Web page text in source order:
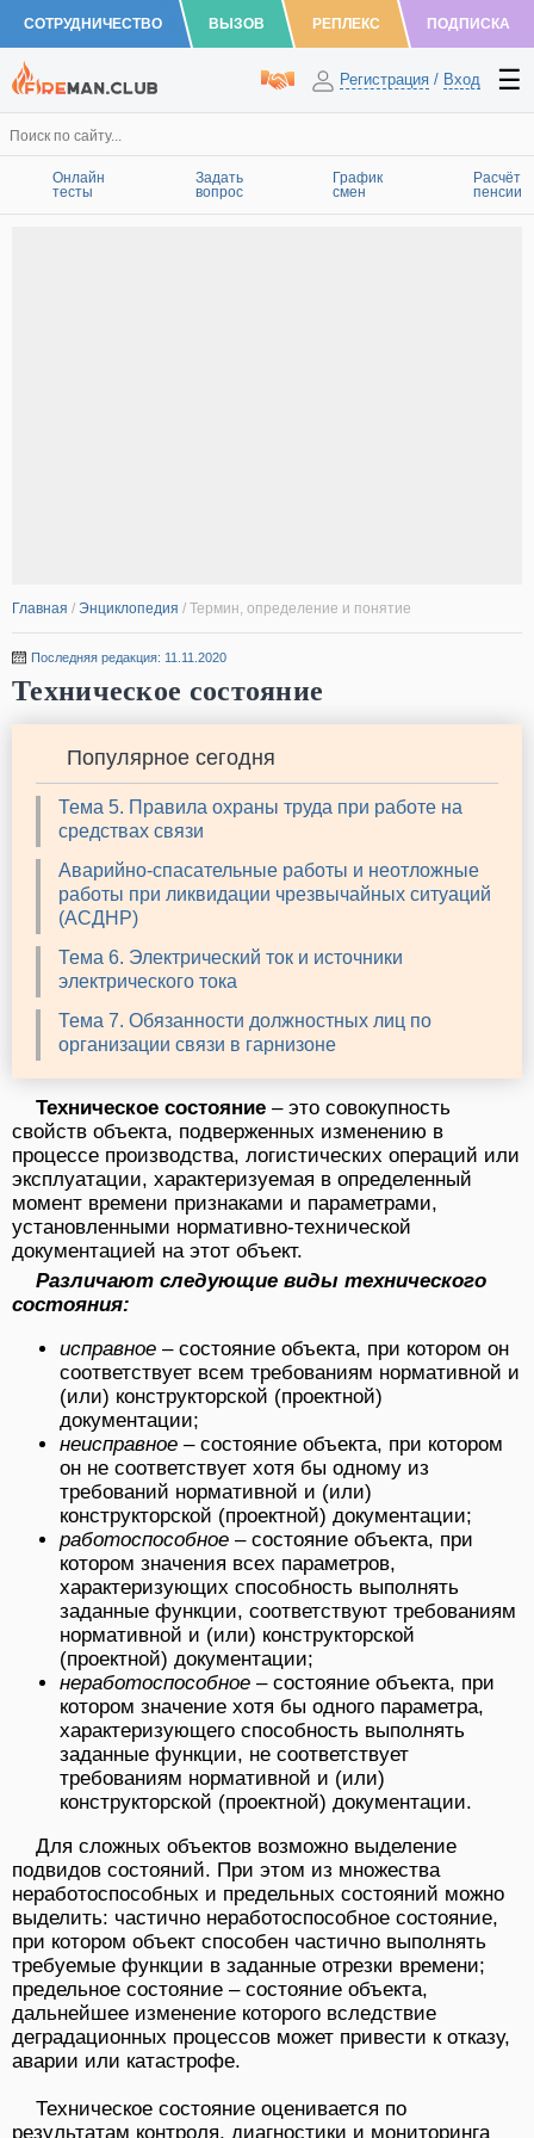
СОТРУДНИЧЕСТВО ВЫЗОВ РЕПЛЕКС ПОДПИСКА
Регистрация / Вход
Онлайн
тесты
Задать
вопрос
График
смен
Расчёт
пенсии
Главная / Энциклопедия / Термин, определение и понятие
Последняя редакция: 11.11.2020
Техническое состояние
Популярное сегодня
Тема 5. Правила охраны труда при работе на
средствах связи
Аварийно-спасательные работы и неотложные
работы при ликвидации чрезвычайных ситуаций
(АСДНР)
Тема 6. Электрический ток и источники
электрического тока
Тема 7. Обязанности должностных лиц по
организации связи в гарнизоне
Техническое состояние – это совокупность
свойств объекта, подверженных изменению в
процессе производства, логистических операций или
эксплуатации, характеризуемая в определенный
момент времени признаками и параметрами,
установленными нормативно-технической
документацией на этот объект.
Различают следующие виды технического
состояния:
исправное – состояние объекта, при котором он
соответствует всем требованиям нормативной и
(или) конструкторской (проектной)
документации;
неисправное – состояние объекта, при котором
он не соответствует хотя бы одному из
требований нормативной и (или)
конструкторской (проектной) документации;
работоспособное – состояние объекта, при
котором значения всех параметров,
характеризующих способность выполнять
заданные функции, соответствуют требованиям
нормативной и (или) конструкторской
(проектной) документации;
неработоспособное – состояние объекта, при
котором значение хотя бы одного параметра,
характеризующего способность выполнять
заданные функции, не соответствует
требованиям нормативной и (или)
конструкторской (проектной) документации.
Для сложных объектов возможно выделение
подвидов состояний. При этом из множества
неработоспособных и предельных состояний можно
выделить: частично неработоспособное состояние,
при котором объект способен частично выполнять
требуемые функции в заданные отрезки времени;
предельное состояние – состояние объекта,
дальнейшее изменение которого вследствие
деградационных процессов может привести к отказу,
аварии или катастрофе.
Техническое состояние оценивается по
результатам контроля, диагностики и мониторинга